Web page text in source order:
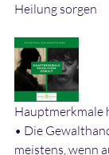
Heilung sorgen
Hauptmerkmale
• Die
meistens, wenn